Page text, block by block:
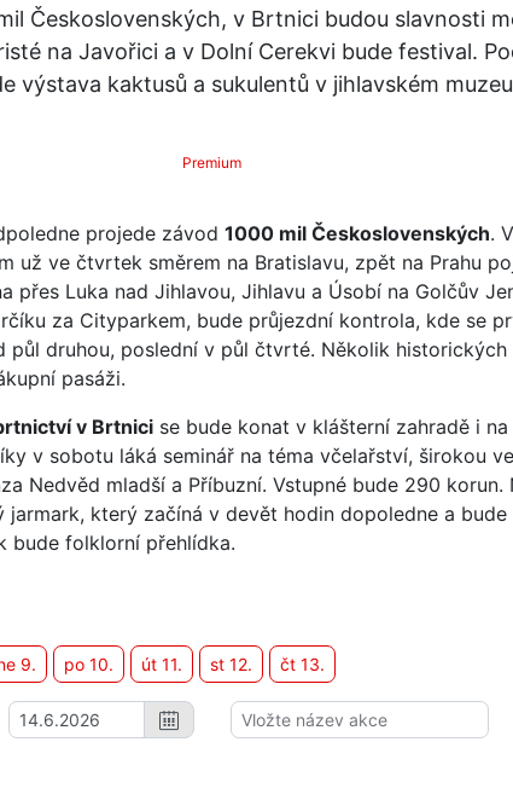
Československých, v Brtnici budou slavnosti
na Javořici a v Dolní Cerekvi bude festival.
výstava kaktusů a sukulentů v jihlavském
Premium
projede závod 1000 mil Československých.
už ve čtvrtek směrem na Bratislavu, zpět na Prahu
přes Luka nad Jihlavou, Jihlavu a Úsobí na Golčův
za Cityparkem, bude průjezdní kontrola, kde se
půl druhou, poslední v půl čtvrté. Několik historických
pasáži.
v Brtnici se bude konat v klášterní zahradě i
v sobotu láká seminář na téma včelařství, širokou
Nedvěd mladší a Příbuzní. Vstupné bude 290 korun.
jarmark, který začíná v devět hodin dopoledne a
bude folklorní přehlídka.